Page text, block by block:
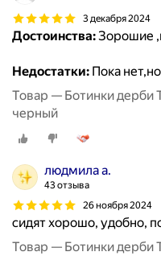
3 декабря 2024
Достоинства:Зорошие
Недостатки: Пока
Товар — Ботинки дерби
черный
людмила а.
43 отзыва
26 ноября 2024
сидят хорошо, удобно,
Товар — Ботинки дерби